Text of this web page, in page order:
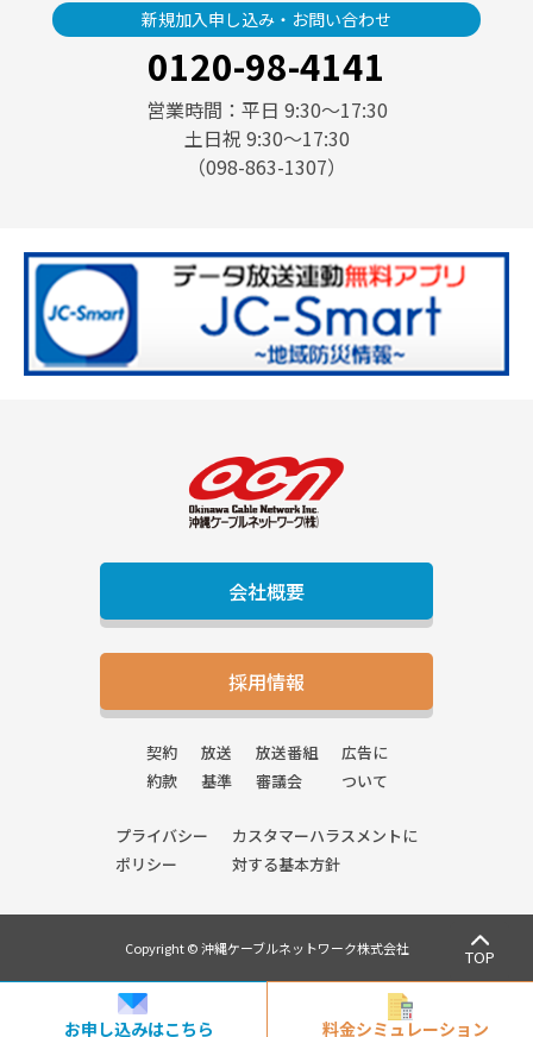
新規加入申し込み・お問い合わせ
0120-98-4141
営業時間：平日 9:30〜17:30
土日祝 9:30〜17:30
（098-863-1307）
会社概要
採用情報
契約
約款
放送
基準
放送番組
審議会
広告に
ついて
プライバシー
ポリシー
カスタマーハラスメントに
対する基本方針
Copyright © 沖縄ケーブルネットワーク株式会社 TOP
お申し込みはこちら 料金シミュレーション